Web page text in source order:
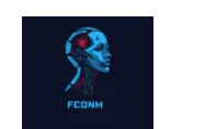
contenido